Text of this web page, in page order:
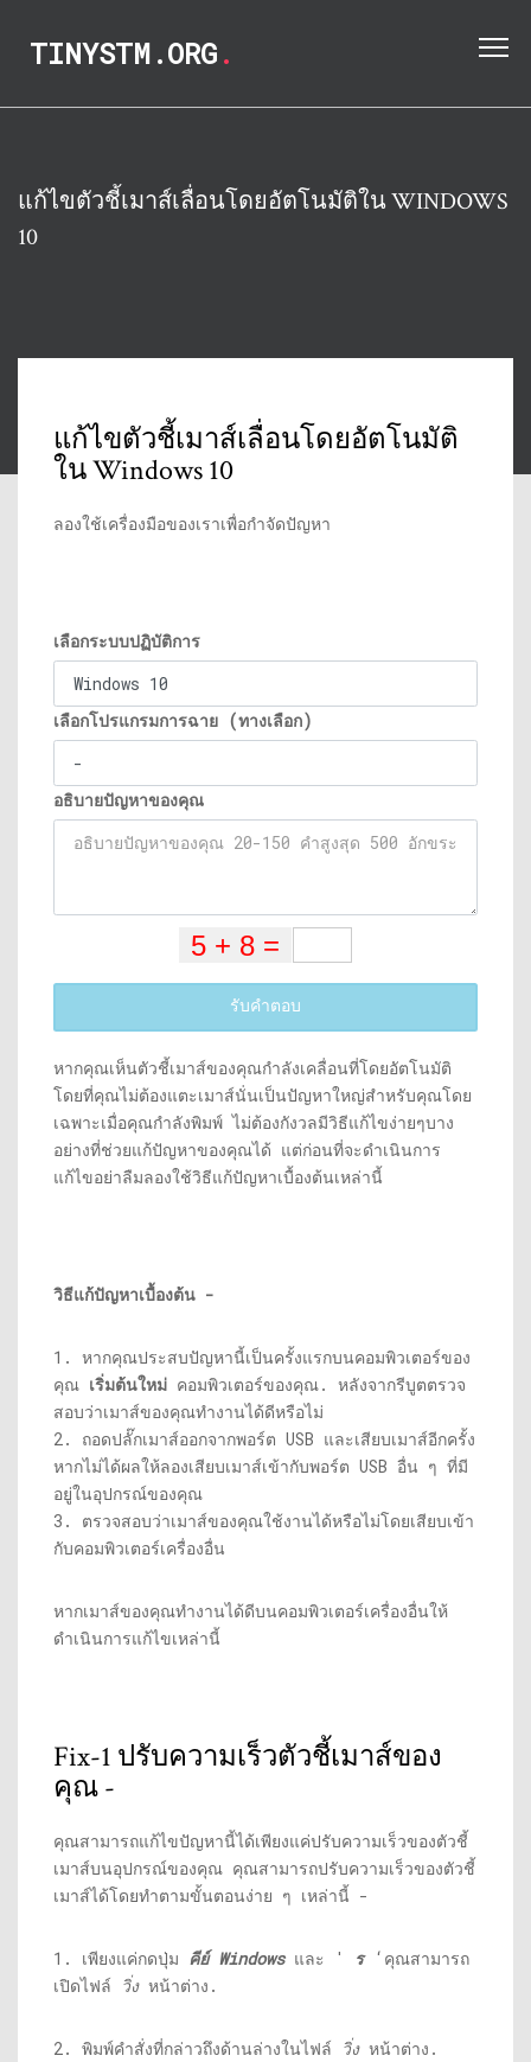
TINYSTM.ORG.
แก้ไขตัวชี้เมาส์เลื่อนโดยอัตโนมัติใน WINDOWS
10
แก้ไขตัวชี้เมาส์เลื่อนโดยอัตโนมัติ
ใน Windows 10
ลองใช้เครื่องมือของเราเพื่อกำจัดปัญหา
เลือกระบบปฏิบัติการ
เลือกโปรแกรมการฉาย (ทางเลือก)
อธิบายปัญหาของคุณ
รับคำตอบ
หากคุณเห็นตัวชี้เมาส์ของคุณกำลังเคลื่อนที่โดยอัตโนมัติ
โดยที่คุณไม่ต้องแตะเมาส์นั่นเป็นปัญหาใหญ่สำหรับคุณโดย
เฉพาะเมื่อคุณกำลังพิมพ์ ไม่ต้องกังวลมีวิธีแก้ไขง่ายๆบาง
อย่างที่ช่วยแก้ปัญหาของคุณได้ แต่ก่อนที่จะดำเนินการ
แก้ไขอย่าลืมลองใช้วิธีแก้ปัญหาเบื้องต้นเหล่านี้
วิธีแก้ปัญหาเบื้องต้น -
1. หากคุณประสบปัญหานี้เป็นครั้งแรกบนคอมพิวเตอร์ของ
คุณ เริ่มต้นใหม่ คอมพิวเตอร์ของคุณ. หลังจากรีบูตตรวจ
สอบว่าเมาส์ของคุณทำงานได้ดีหรือไม่
2. ถอดปลั๊กเมาส์ออกจากพอร์ต USB และเสียบเมาส์อีกครั้ง
หากไม่ได้ผลให้ลองเสียบเมาส์เข้ากับพอร์ต USB อื่น ๆ ที่มี
อยู่ในอุปกรณ์ของคุณ
3. ตรวจสอบว่าเมาส์ของคุณใช้งานได้หรือไม่โดยเสียบเข้า
กับคอมพิวเตอร์เครื่องอื่น
หากเมาส์ของคุณทำงานได้ดีบนคอมพิวเตอร์เครื่องอื่นให้
ดำเนินการแก้ไขเหล่านี้
Fix-1 ปรับความเร็วตัวชี้เมาส์ของ
คุณ -
คุณสามารถแก้ไขปัญหานี้ได้เพียงแค่ปรับความเร็วของตัวชี้
เมาส์บนอุปกรณ์ของคุณ คุณสามารถปรับความเร็วของตัวชี้
เมาส์ได้โดยทำตามขั้นตอนง่าย ๆ เหล่านี้ -
1. เพียงแค่กดปุ่ม คีย์ Windows และ ' ร ‘คุณสามารถ
เปิดไฟล์ วิ่งหน้าต่าง.
2. พิมพ์คำสั่งที่กล่าวถึงด้านล่างในไฟล์ วิ่งหน้าต่าง.